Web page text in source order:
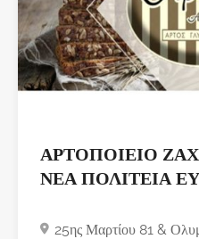
ΑΡΤΟΠΟΙΕΙΟ
ΝΕΑ ΠΟΛΙΤΕΙΑ
25ης Μαρτίου 81 &